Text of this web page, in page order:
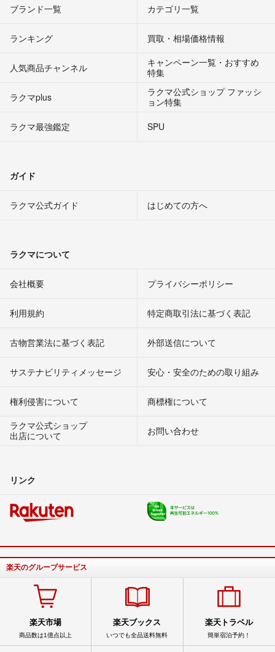
ブランド一覧 カテゴリ一覧
ランキング 買取・相場価格情報
人気商品チャンネル
キャンペーン一覧・おすすめ
特集
ラクマplus
ラクマ公式ショップ ファッシ
ョン特集
ラクマ最強鑑定
SPU
ガイド
ラクマ公式ガイド はじめての方へ
ラクマについて
会社概要 プライバシーポリシー
利用規約 特定商取引法に基づく表記
古物営業法に基づく表記 外部送信について
サステナビリティメッセージ 安心・安全のための取り組み
権利侵害について
商標権について
ラクマ公式ショップ
出店について
お問い合わせ
リンク
楽天のグループサービス
楽天市場
商品数は1億点以上
楽天ブックス
いつでも全品送料無料
楽天トラベル
簡単宿泊予約！